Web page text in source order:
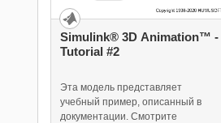
Simulink® 3D Animation™ -
Tutorial #2
Эта модель представляет
учебный пример, описанный в
документации. Смотрите